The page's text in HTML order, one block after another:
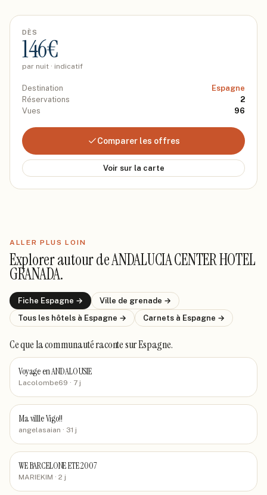
DÈS
146€
par nuit · indicatif
Destination
Espagne
Réservations
2
Vues
96
Comparer les offres
Voir sur la carte
ALLER PLUS LOIN
Explorer autour deANDALUCIA CENTER HOTEL
GRANADA.
Fiche Espagne → Ville de grenade →
Tous les hôtels à Espagne → Carnets à Espagne →
Ce que la communauté racontesur Espagne.
Voyage en ANDALOUSIE
Lacolombe69 · 7 j
Ma villle Vigo!!
angelasaian · 31 j
WE BARCELONE ETE 2007
MARIEKIM · 2 j